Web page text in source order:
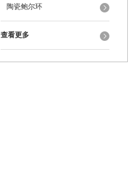
陶瓷鲍尔环
查看更多